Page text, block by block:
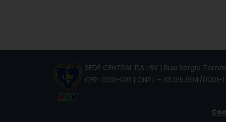
SEDE CENTRAL DA LBV | Rua Sérgio
CEP: 01131-010 | CNPJ – 33.915.604/